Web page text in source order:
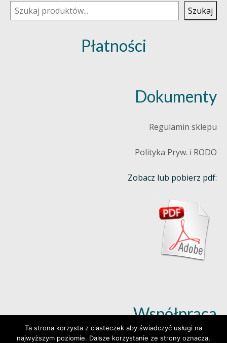
Szukaj
Płatności
Dokumenty
Regulamin sklepu
Polityka Pryw. i RODO
Zobacz lub pobierz pdf:
Współpraca
Ta strona korzysta z ciasteczek aby świadczyć usługi na
najwyższym poziomie. Dalsze korzystanie ze strony oznacza,